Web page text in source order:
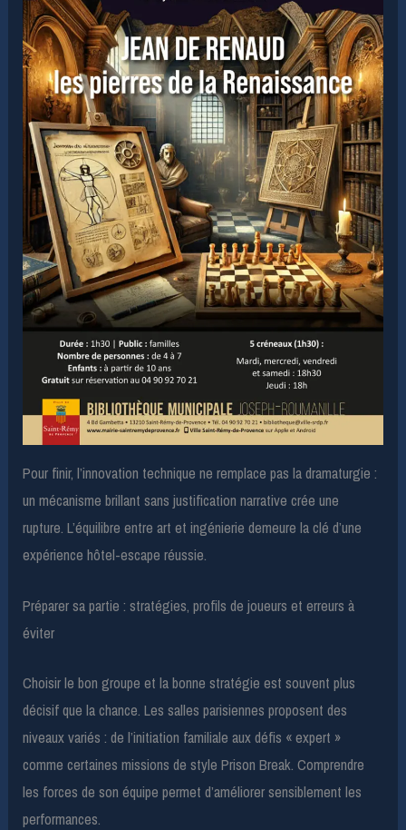
Pour finir, l’innovation technique ne remplace pas la dramaturgie :
un mécanisme brillant sans justification narrative crée une
rupture. L’équilibre entre art et ingénierie demeure la clé d’une
expérience hôtel-escape réussie.
Préparer sa partie : stratégies, profils de joueurs et erreurs à
éviter
Choisir le bon groupe et la bonne stratégie est souvent plus
décisif que la chance. Les salles parisiennes proposent des
niveaux variés : de l’initiation familiale aux défis « expert »
comme certaines missions de style Prison Break. Comprendre
les forces de son équipe permet d’améliorer sensiblement les
performances.